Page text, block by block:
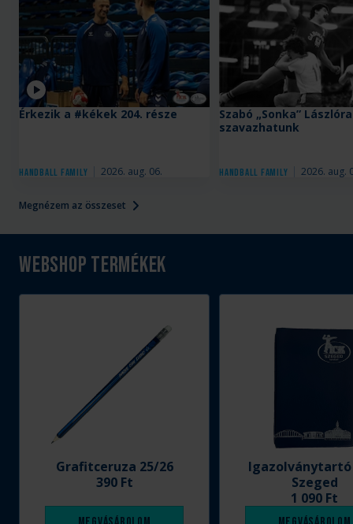
Megnézem az összeset
Videó
Handball Family 2026. aug. 06.
Érkezik a #kékek 204. része
Handball Family 2026. aug.
Szabó „Sonka” Lászlóra
szavazhatunk
Webshop termékek
Grafitceruza 25/26
390 Ft
Szeged
1 090 Ft